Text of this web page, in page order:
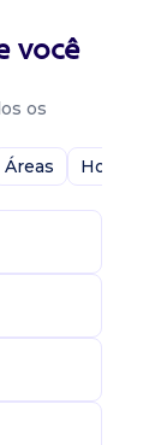
você
os
Áreas Home-